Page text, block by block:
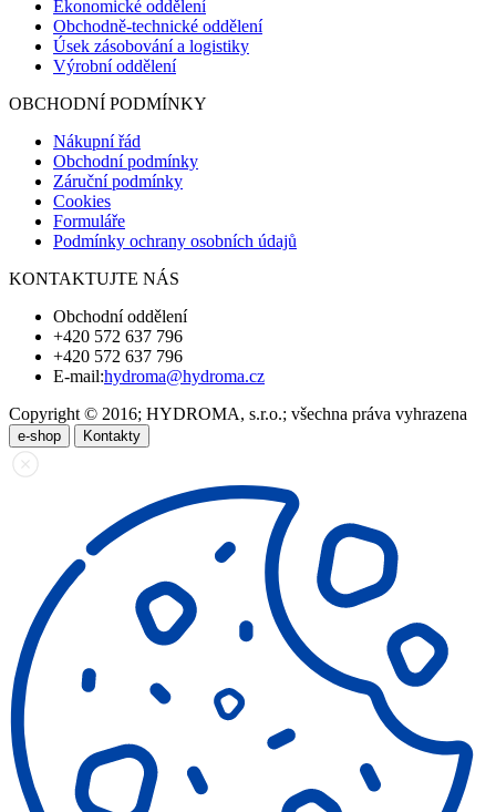
Ekonomické oddělení
Obchodně-technické oddělení
Úsek zásobování a logistiky
Výrobní oddělení
OBCHODNÍ PODMÍNKY
Nákupní řád
Obchodní podmínky
Záruční podmínky
Cookies
Formuláře
Podmínky ochrany osobních údajů
KONTAKTUJTE NÁS
Obchodní oddělení
+420 572 637 796
+420 572 637 796
E-mail:hydroma@hydroma.cz
Copyright © 2016; HYDROMA, s.r.o.; všechna práva vyhrazena
e-shop Kontakty